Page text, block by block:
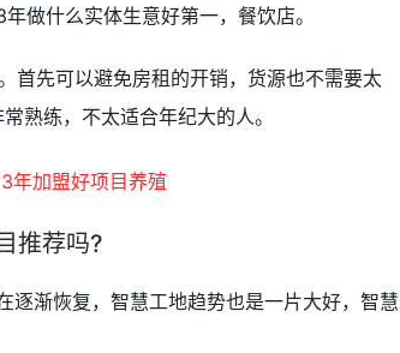
做什么实体生意好第一，餐饮店。
首先可以避免房租的开销，货源也不需要太
熟练，不太适合年纪大的人。
推荐吗?
渐恢复，智慧工地趋势也是一片大好，智